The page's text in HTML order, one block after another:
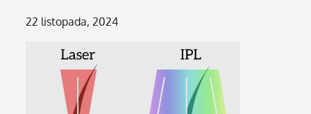
Posted
22 listopada, 2024